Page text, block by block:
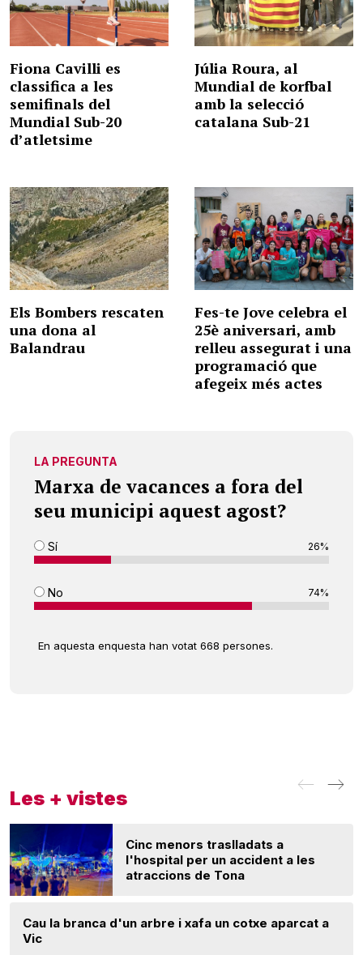
Fiona Cavilli es
classifica a les
semifinals del
Mundial Sub-20
d’atletsime
Júlia Roura, al
Mundial de korfbal
amb la selecció
catalana Sub-21
Els Bombers rescaten
una dona al
Balandrau
Fes-te Jove celebra el
25è aniversari, amb
relleu assegurat i una
programació que
afegeix més actes
LA PREGUNTA
Marxa de vacances a fora del
seu municipi aquest agost?
Sí 26%
No 74%
En aquesta enquesta han votat 668 persones.
Les + vistes
Cinc menors traslladats a
l'hospital per un accident a les
atraccions de Tona
Cau la branca d'un arbre i xafa un cotxe aparcat a
Vic